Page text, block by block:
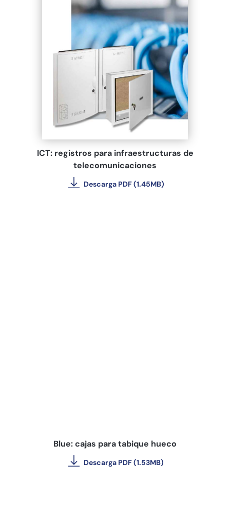
ICT: registros para infraestructuras de
telecomunicaciones
Descarga PDF (1.45MB)
Blue: cajas para tabique hueco
Descarga PDF (1.53MB)